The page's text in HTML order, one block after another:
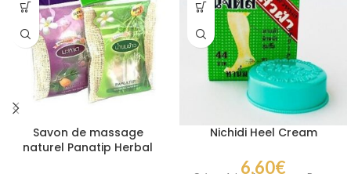
Savon de massage
naturel Panatip Herbal
Nichidi Heel Cream
6,60€